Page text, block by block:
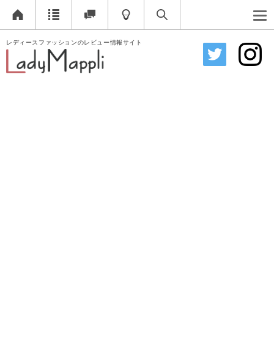
レディースファッションのレビュー情報サイト